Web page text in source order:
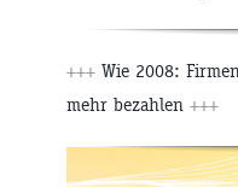
+++ Wie 2008:
mehr bezahlen +++